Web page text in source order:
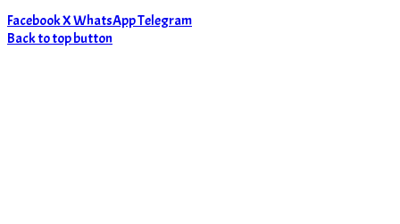
FacebookXWhatsAppTelegram
Back to top button